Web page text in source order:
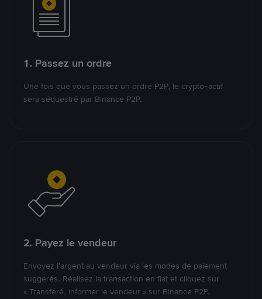
1. Passez un ordre
Une fois que vous passez un ordre P2P, le crypto-actif
sera séquestré par Binance P2P.
2. Payez le vendeur
Envoyez l’argent au vendeur via les modes de paiement
suggérés. Réalisez la transaction en fiat et cliquez sur
« Transféré, informer le vendeur » sur Binance P2P.